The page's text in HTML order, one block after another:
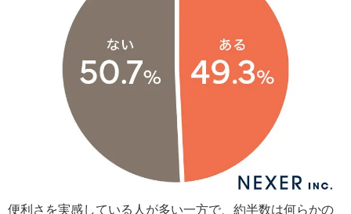
便利さを実感している人が多い一方で、約半数は何らかの